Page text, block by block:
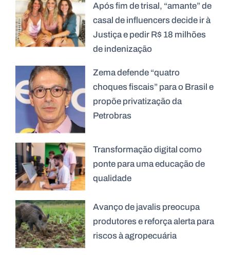
Após fim de trisal, “amante” de
casal de influencers decide ir à
Justiça e pedir R$ 18 milhões
de indenização
Zema defende “quatro
choques fiscais” para o Brasil e
propõe privatização da
Petrobras
Transformação digital como
ponte para uma educação de
qualidade
Avanço de javalis preocupa
produtores e reforça alerta para
riscos à agropecuária